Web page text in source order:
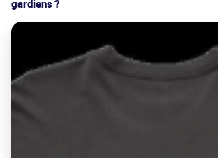
gardiens ?